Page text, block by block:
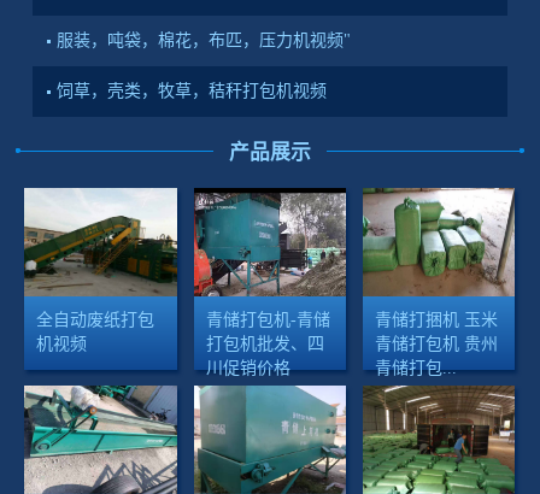
服装，吨袋，棉花，布匹，压力机视频"
饲草，壳类，牧草，秸秆打包机视频
产品展示
全自动废纸打包
机视频
青储打包机-青储
打包机批发、四
川促销价格
青储打捆机 玉米
青储打包机 贵州
青储打包...